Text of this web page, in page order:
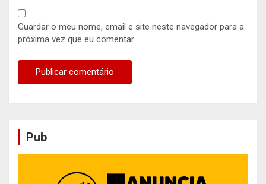
Guardar o meu nome, email e site neste navegador para a
próxima vez que eu comentar.
Pub